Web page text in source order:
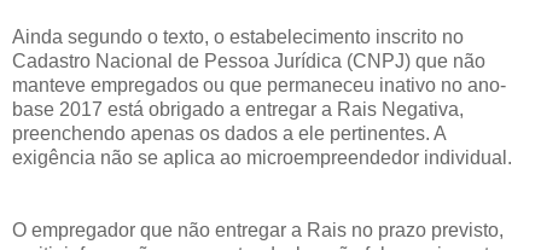
Ainda segundo o texto, o estabelecimento inscrito no
Cadastro Nacional de Pessoa Jurídica (CNPJ) que não
manteve empregados ou que permaneceu inativo no ano-
base 2017 está obrigado a entregar a Rais Negativa,
preenchendo apenas os dados a ele pertinentes. A
exigência não se aplica ao microempreendedor individual.
O empregador que não entregar a Rais no prazo previsto,